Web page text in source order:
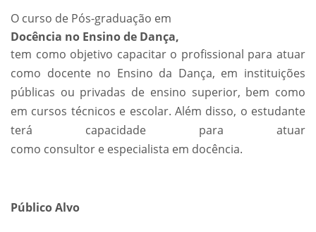
O curso de Pós-graduação em
Docência no Ensino de Dança,
tem como objetivo capacitar o profissional para atuar
como docente no Ensino da Dança, em instituições
públicas ou privadas de ensino superior, bem como
em cursos técnicos e escolar. Além disso, o estudante
terá capacidade para atuar
como consultor e especialista em docência.
Público Alvo